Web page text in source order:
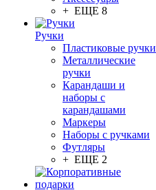
+ ЕЩЕ 8
Ручки
Пластиковые ручки
Металлические
ручки
Карандаши и
наборы с
карандашами
Маркеры
Наборы с ручками
Футляры
+ ЕЩЕ 2